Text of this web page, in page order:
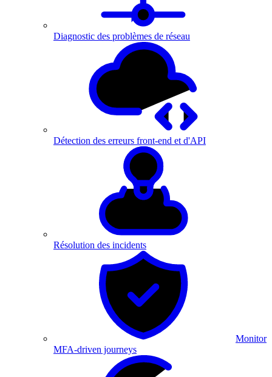
Diagnostic des problèmes de réseau
Détection des erreurs front-end et d'API
Résolution des incidents
Monitor
MFA-driven journeys